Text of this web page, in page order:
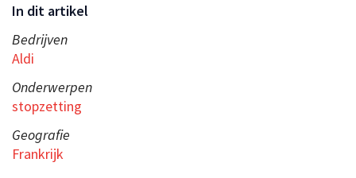
In dit artikel
Bedrijven
Aldi
Onderwerpen
stopzetting
Geografie
Frankrijk